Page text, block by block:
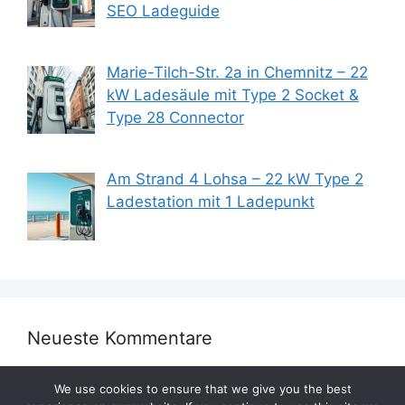
SEO Ladeguide
Marie-Tilch-Str. 2a in Chemnitz – 22
kW Ladesäule mit Type 2 Socket &
Type 28 Connector
Am Strand 4 Lohsa – 22 kW Type 2
Ladestation mit 1 Ladepunkt
Neueste Kommentare
We use cookies to ensure that we give you the best